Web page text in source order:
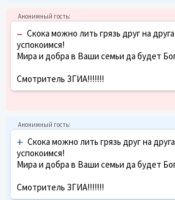
– Скока можно лить грязь друг на
успокоимся!
Мира и добра в Ваши семьи да будет
Смотритель ЗГИА!!!!!!!
+ Скока можно лить грязь друг на
успокоимся!
Мира и добра в Ваши семьи да будет
Смотритель ЗГИА!!!!!!!